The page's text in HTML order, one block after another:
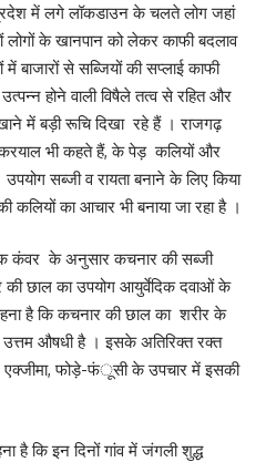
में लगे लॉकडाउन के चलते लोग जहां
लोगों के खानपान को लेकर काफी बदलाव
बाजारों से सब्जियों की सप्लाई काफी
होने वाली विषैले तत्व से रहित और
में बड़ी रूचि दिखा रहे हैं । राजगढ़
करयाल भी कहते हैं, के पेड़ कलियों और
सब्जी व रायता बनाने के लिए किया
कलियों का आचार भी बनाया जा रहा है ।
कंवर के अनुसार कचनार की सब्जी
छाल का उपयोग आयुर्वेदिक दवाओं के
है कि कचनार की छाल का शरीर के
औषधी है । इसके अतिरिक्त रक्त
एक्जीमा, फोड़े-फंूसी के उपचार में इसकी
है कि इन दिनों गांव में जंगली शुद्ध